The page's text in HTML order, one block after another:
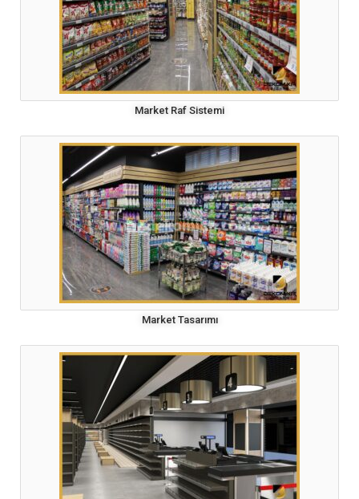
Market Raf Sistemi
Market Tasarımı